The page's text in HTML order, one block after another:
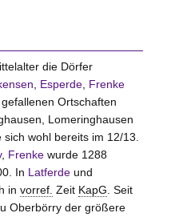
die Dörfer
Esperde, Frenke
Ortschaften
Lomeringhausen
wohl bereits im 12/13.
, Frenkewurde 1288
In Latferdeund
in vorref. Zeit KapG . Seit
Oberbörry der größere